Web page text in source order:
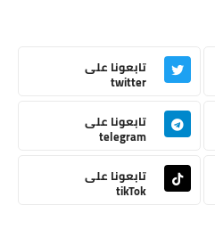
تابعونا على
twitter
تابعونا على
telegram
تابعونا على
tikTok